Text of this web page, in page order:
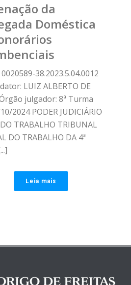
da
Doméstica
38.2023.5.04.0012
LUIZ ALBERTO DE
Órgão julgador: 8ª Turma
2024 PODER JUDICIÁRIO
TRABALHO TRIBUNAL
DO TRABALHO DA 4ª
Leia mais